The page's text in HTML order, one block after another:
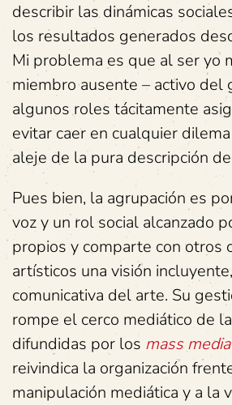
describir las dinámicas
los resultados generados
Mi problema es que al ser yo
miembro ausente – activo del
algunos roles tácitamente
evitar caer en cualquier
aleje de la pura descripción
Pues bien, la agrupación es
voz y un rol social alcanzado
propios y comparte con otros
artísticos una visión
comunicativa del arte. Su
rompe el cerco mediático de
difundidas por los mass media
reivindica la organización
manipulación mediática y a la